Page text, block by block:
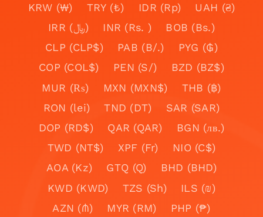
KRW (₩)
TRY (₺) IDR (Rp)
UAH (₴)
IRR (﷼)
INR (Rs. )
BOB (Bs.)
CLP (CLP$)
PAB (B/.)
PYG (₲)
COP (COL$)
PEN (S/)
BZD (BZ$)
MUR (₨)
MXN (MXN$)
THB (฿)
RON (lei)
TND (DT)
SAR (SAR)
DOP (RD$)
QAR (QAR)
BGN (лв.)
TWD (NT$)
XPF (Fr)
NIO (C$)
AOA (Kz)
GTQ (Q)
BHD (BHD)
KWD (KWD)
TZS (Sh)
ILS (₪)
AZN (₼)
MYR (RM)
PHP (₱)